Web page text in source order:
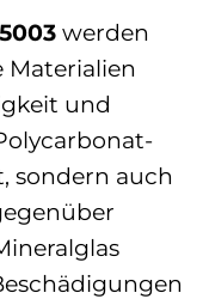
werden
und
sondern auch